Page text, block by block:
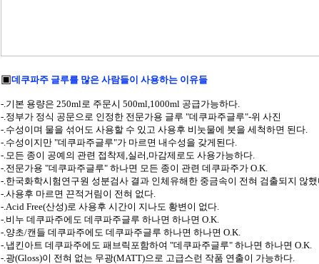
▣데쿠파주 글루를 많은 사람들이 사용하는 이유들
-.기본 용량은 250ml로 주문시 500ml,1000ml 공급가능하다.
-.정부가 정식 공문으로 인정한 전문가용 글루 "데쿠파주글루"-위 사진
-.수성이며 물을 섞어도 사용할 수 있고 사용후 비눗물에 붓을 세척하면 된다.
-.수성이지만 "데쿠파주글루"가 마르면 내수성을 갖게된다.
-.모든 종이 공예의 관련 접착제,실러,마감제로도 사용가능하다.
-.전문가용 "데쿠파주글루" 하나면 모든 종이 관련 데쿠파주가 O.K.
-.한국화학시험연구원 성분검사 결과 인체유해한 중금속이 전혀 검출되지 않
-.사용후 마르면 끈적거림이 전혀 없다.
-.Acid Free(산성)로 사용후 시간이 지나도 황변이 없다.
-.비누 데쿠파주에도 데쿠파주글루 하나면 하나면 O.K.
-.양초/캔들 데쿠파주에도 데쿠파주글루 하나면 하나면 O.K.
-.냅킨아트 데쿠파주에도 패브릭포함하여 "데쿠파주글루" 하나면 하나면 O.K.
-.광(Gloss)이 전혀 없는 무광(MATT)으로 고급스런 작품 연출이 가능하다.